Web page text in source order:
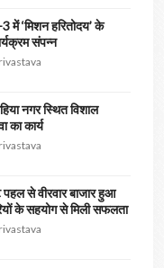
में ‘मिशन हरितोदय’ के
संपन्न
नगर स्थित विशाल
का कार्य
पहल से वीरवार बाजार हुआ
के सहयोग से मिली सफलता